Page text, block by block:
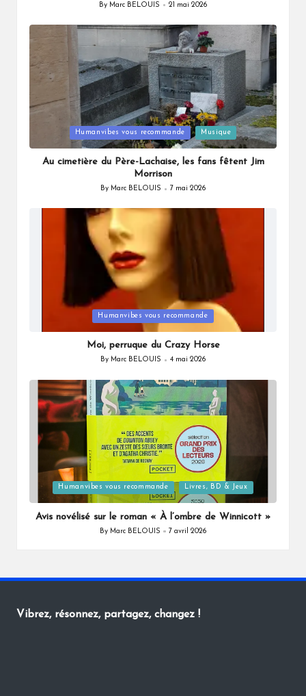
Posted
By Marc BELOUIS 21 mai 2026
in
Humanvibes vous recommande Musique
Au cimetière du Père-Lachaise, les fans fêtent Jim
Morrison
Posted
By Marc BELOUIS 7 mai 2026
in
Humanvibes vous recommande
Moi, perruque du Crazy Horse
Posted
By Marc BELOUIS 4 mai 2026
Posted
in
Humanvibes vous recommande Livres, BD & Jeux
Avis novélisé sur le roman « À l’ombre de Winnicott »
Posted
By Marc BELOUIS 7 avril 2026
Vibrez, résonnez, partagez, changez !